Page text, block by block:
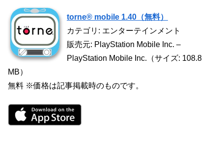
torne® mobile 1.40（無料）
カテゴリ: エンターテインメント
販売元: PlayStation Mobile Inc. –
PlayStation Mobile Inc.（サイズ: 108.8
MB）
無料 ※価格は記事掲載時のものです。